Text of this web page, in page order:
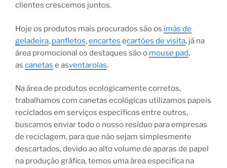
clientes crescemos juntos.
Hoje os produtos mais procurados são os imãs de
geladeira, panfletos,encartes ecartões de visita, já na
área promocional os destaques são o mouse pad,
as canetas e asventarolas.
Na área de produtos ecologicamente corretos,
trabalhamos com canetas ecológicas utilizamos papeis
reciclados em serviços específicos entre outros,
buscamos enviar todo o nosso resíduo para empresas
de reciclagem, para que não sejam simplesmente
descartados, devido ao alto volume de aparas de papel
na produção gráfica, temos uma área especifica na